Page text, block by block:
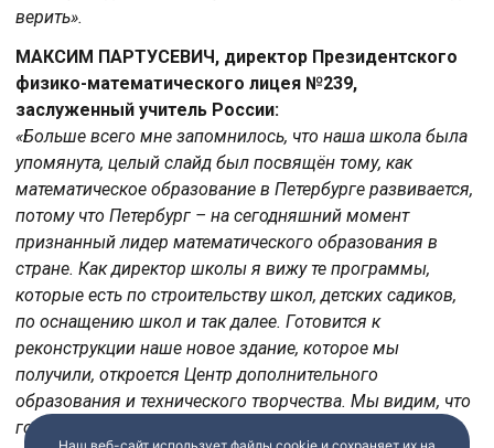
верить».
МАКСИМ ПАРТУСЕВИЧ, директор Президентского
физико-математического лицея №239,
заслуженный учитель России:
«Больше всего мне запомнилось, что наша школа была
упомянута, целый слайд был посвящён тому, как
математическое образование в Петербурге развивается,
потому что Петербург – на сегодняшний момент
признанный лидер математического образования в
стране. Как директор школы я вижу те программы,
которые есть по строительству школ, детских садиков,
по оснащению школ и так далее. Готовится к
реконструкции наше новое здание, которое мы
получили, откроется Центр дополнительного
образования и технического творчества. Мы видим, что
город живёт и развивается. Это очень хорошо».